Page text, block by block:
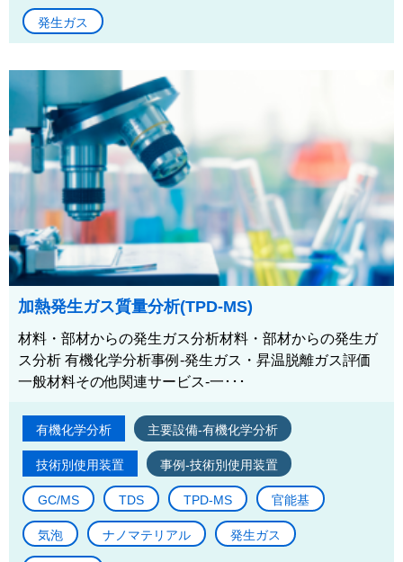
発生ガス
加熱発生ガス質量分析(TPD-MS)
材料・部材からの発生ガス分析材料・部材からの発生ガ
ス分析 有機化学分析事例-発生ガス・昇温脱離ガス評価
一般材料その他関連サービス-一･･･
有機化学分析 主要設備-有機化学分析
技術別使用装置 事例-技術別使用装置
GC/MS TDS TPD-MS 官能基
気泡 ナノマテリアル 発生ガス